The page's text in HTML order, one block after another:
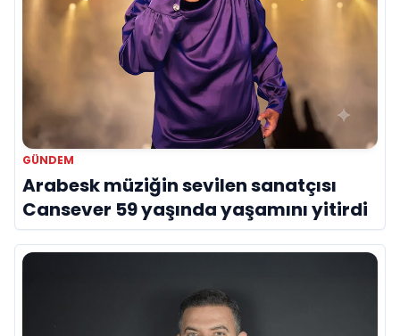
GÜNDEM
Arabesk müziğin sevilen sanatçısı
Cansever 59 yaşında yaşamını yitirdi